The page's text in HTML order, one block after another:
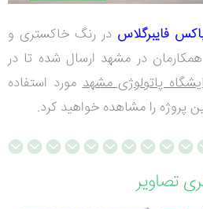
فایبرگلاس در رنگ خاکستری و
در مشهد ارسال شده تا در
پاتولوژی مشهدمورد استفاده
پروژه را مشاهده خواهید کرد.
تصاویر